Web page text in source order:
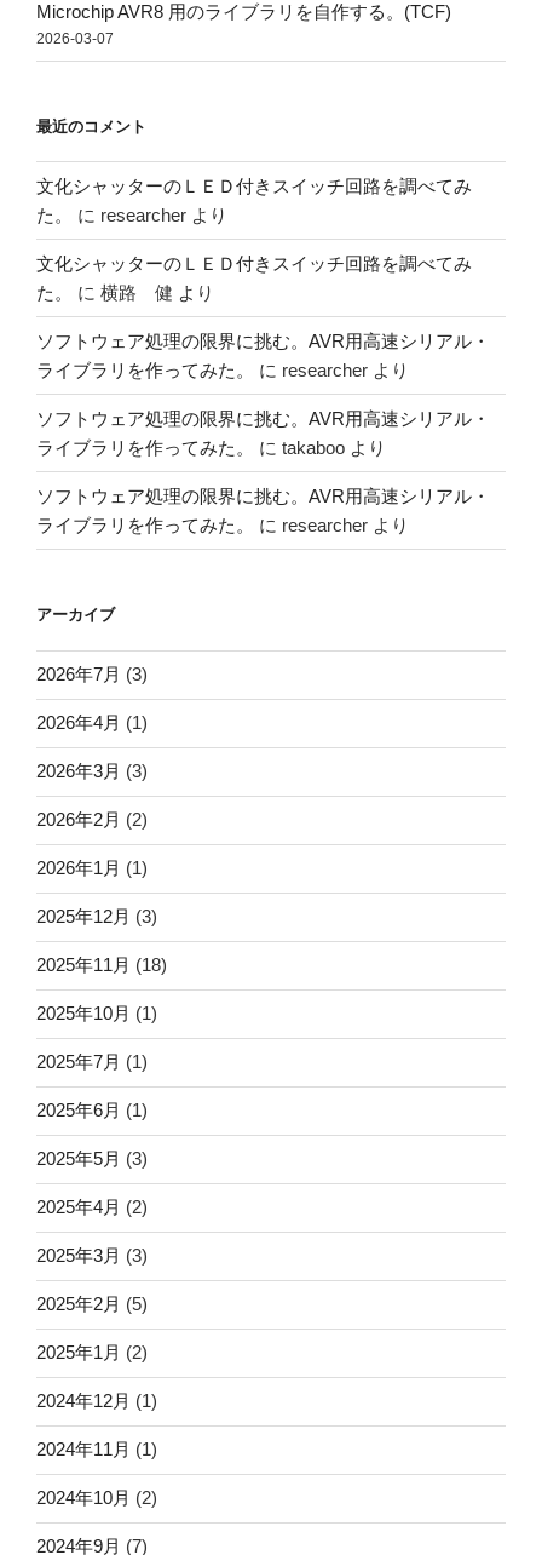
Microchip AVR8 用のライブラリを自作する。(TCF)
2026-03-07
最近のコメント
文化シャッターのＬＥＤ付きスイッチ回路を調べてみ
た。
に researcher より
文化シャッターのＬＥＤ付きスイッチ回路を調べてみ
た。
に 横路 健 より
ソフトウェア処理の限界に挑む。AVR用高速シリアル・
ライブラリを作ってみた。
に researcher より
ソフトウェア処理の限界に挑む。AVR用高速シリアル・
ライブラリを作ってみた。
に takaboo より
ソフトウェア処理の限界に挑む。AVR用高速シリアル・
ライブラリを作ってみた。
に researcher より
アーカイブ
2026年7月 (3)
2026年4月 (1)
2026年3月 (3)
2026年2月 (2)
2026年1月 (1)
2025年12月 (3)
2025年11月 (18)
2025年10月 (1)
2025年7月 (1)
2025年6月 (1)
2025年5月 (3)
2025年4月 (2)
2025年3月 (3)
2025年2月 (5)
2025年1月 (2)
2024年12月 (1)
2024年11月 (1)
2024年10月 (2)
2024年9月 (7)